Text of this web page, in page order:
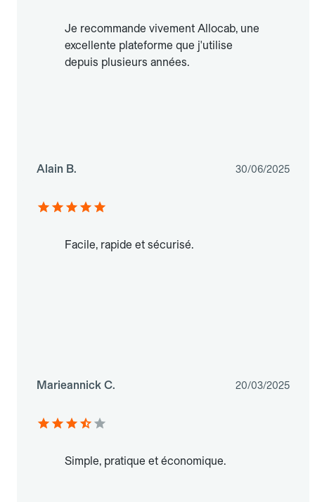
Je recommande vivement Allocab, une
excellente plateforme que j'utilise
depuis plusieurs années.
Alain B. 30/06/2025
Facile, rapide et sécurisé.
Marieannick C. 20/03/2025
Simple, pratique et économique.